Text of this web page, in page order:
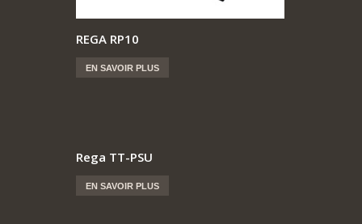
REGA RP10
EN SAVOIR PLUS
Rega TT-PSU
EN SAVOIR PLUS